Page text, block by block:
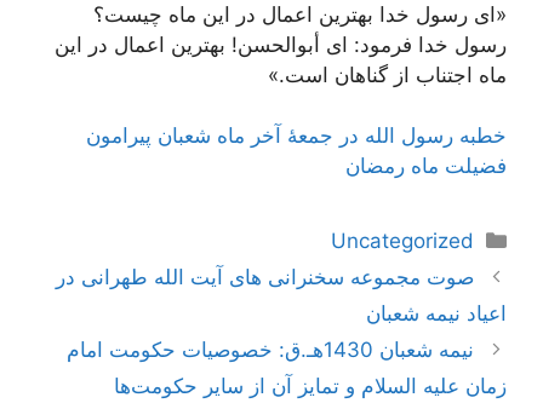
«ای‌ رسول‌ خدا بهترین‌ اعمال‌ در این‌ ماه‌ چیست‌؟
رسول‌ خدا فرمود: ای‌ أبوالحسن‌! بهترین‌ اعمال‌ در این‌
ماه‌ اجتناب‌ از گناهان‌ است‌.»
خطبه رسول‌ الله‌ در جمعۀ آخر ماه‌ شعبان پيرامون
فضيلت ماه رمضان‌
دسته‌ها
Uncategorized
ناوبری
نوشته‌ها
صوت مجموعه سخنرانی های آیت الله طهرانی در
اعیاد نیمه شعبان
نیمه شعبان 1430هـ.ق: خصوصیات حکومت امام
زمان علیه السلام و تمایز آن از سایر حکومت‌ها